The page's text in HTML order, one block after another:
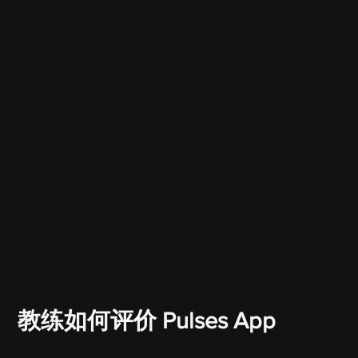
教练如何评价 Pulses App